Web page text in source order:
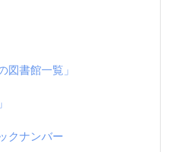
図書館一覧」
クナンバー